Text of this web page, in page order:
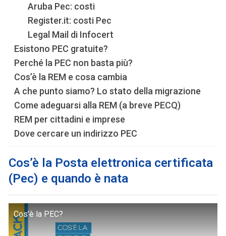
Aruba Pec: costi
Register.it: costi Pec
Legal Mail di Infocert
Esistono PEC gratuite?
Perché la PEC non basta più?
Cos’è la REM e cosa cambia
A che punto siamo? Lo stato della migrazione
Come adeguarsi alla REM (a breve PECQ)
REM per cittadini e imprese
Dove cercare un indirizzo PEC
Cos’è la Posta elettronica certificata
(Pec) e quando è nata
Cos’è la PEC?